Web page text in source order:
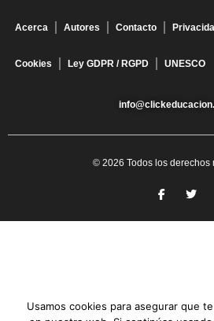
Acerca Autores Contacto
Cookies Ley GDPR / RGPD UNESCO
© 2026 Todos los derechos
Usamos cookies para asegurar que